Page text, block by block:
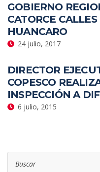
GOBIERNO
CATORCE
HUANCARO
24 julio, 2017
DIRECTOR
COPESCO
INSPECCIÓN A
6 julio, 2015
Search
for: